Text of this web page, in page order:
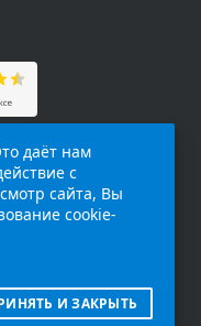
характер и
даёт нам
с
сайта, Вы
cookie-
И ЗАКРЫТЬ